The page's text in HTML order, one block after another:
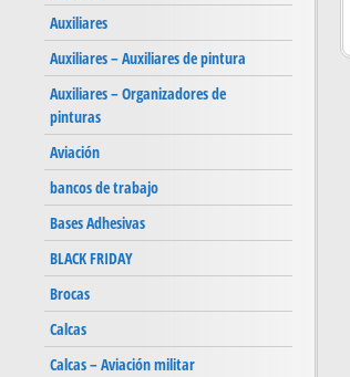
Auxiliares
Auxiliares – Auxiliares de pintura
Auxiliares – Organizadores de
pinturas
Aviación
bancos de trabajo
Bases Adhesivas
BLACK FRIDAY
Brocas
Calcas
Calcas – Aviación militar